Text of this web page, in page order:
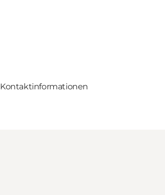
Kontaktinformationen